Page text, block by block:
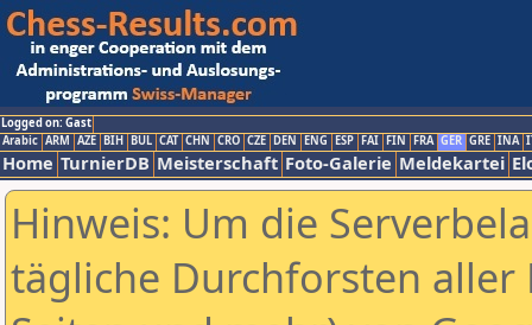
Logged on: Gast
Arabic ARM AZE BIH BUL CAT CHN CRO CZE DEN ENG ESP FAI FIN FRA GER GRE INA
Home TurnierDB Meisterschaft Foto-Galerie Meldekartei
Hinweis: Um die
tägliche Durchforsten aller